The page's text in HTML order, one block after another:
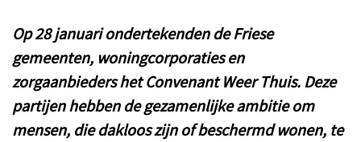
Op 28 januari ondertekenden de Friese
gemeenten, woningcorporaties en
zorgaanbieders het Convenant Weer Thuis. Deze
partijen hebben de gezamenlijke ambitie om
mensen, die dakloos zijn of beschermd wonen, te